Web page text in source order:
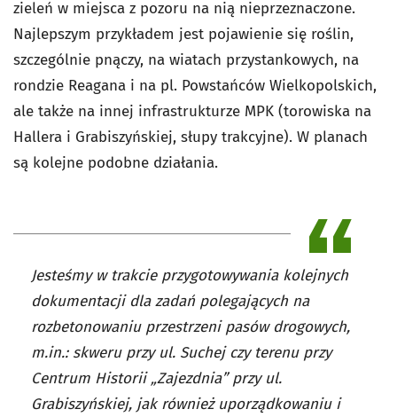
zieleń w miejsca z pozoru na nią nieprzeznaczone.
Najlepszym przykładem jest pojawienie się roślin,
szczególnie pnączy, na wiatach przystankowych, na
rondzie Reagana i na pl. Powstańców Wielkopolskich,
ale także na innej infrastrukturze MPK (torowiska na
Hallera i Grabiszyńskiej, słupy trakcyjne). W planach
są kolejne podobne działania.
Jesteśmy w trakcie przygotowywania kolejnych
dokumentacji dla zadań polegających na
rozbetonowaniu przestrzeni pasów drogowych,
m.in.: skweru przy ul. Suchej czy terenu przy
Centrum Historii „Zajezdnia” przy ul.
Grabiszyńskiej, jak również uporządkowaniu i